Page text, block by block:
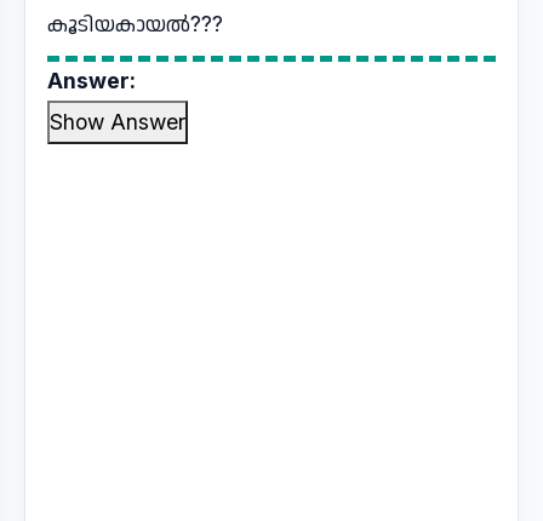
കൂടിയകായൽ???
Answer:
Show Answer